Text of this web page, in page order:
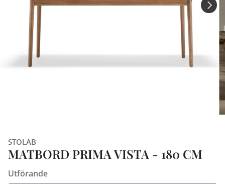
STOLAB
MATBORD PRIMA VISTA - 180 CM
Utförande